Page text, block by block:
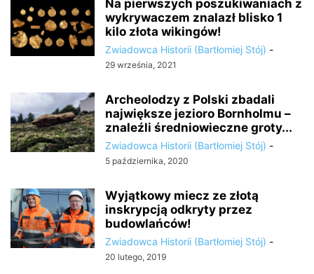
Na pierwszych poszukiwaniach z
wykrywaczem znalazł blisko 1
kilo złota wikingów!
Zwiadowca Historii (Bartłomiej Stój) -
29 września, 2021
Archeolodzy z Polski zbadali
największe jezioro Bornholmu –
znaleźli średniowieczne groty...
Zwiadowca Historii (Bartłomiej Stój) -
5 października, 2020
Wyjątkowy miecz ze złotą
inskrypcją odkryty przez
budowlańców!
Zwiadowca Historii (Bartłomiej Stój) -
20 lutego, 2019